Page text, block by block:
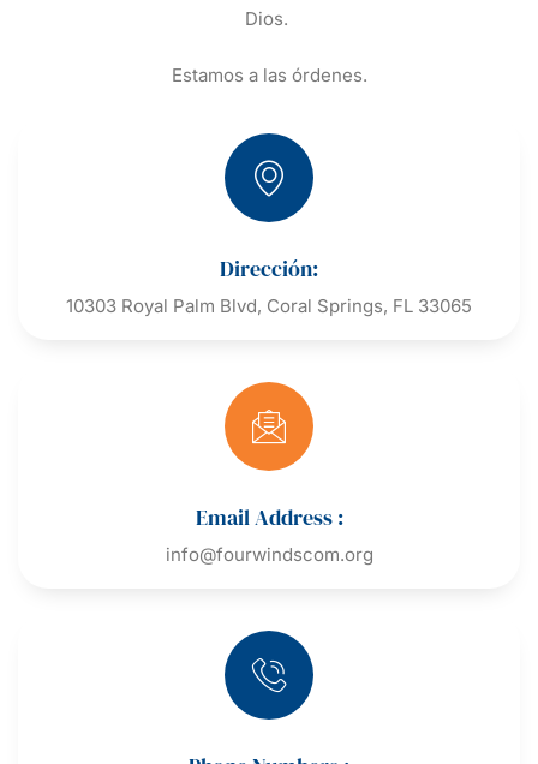
Dios.
Estamos a las órdenes.
Dirección:
10303 Royal Palm Blvd, Coral Springs, FL 33065
Email Address :
info@fourwindscom.org